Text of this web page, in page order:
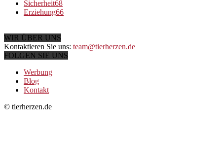
Sicherheit68
Erziehung66
WIR ÜBER UNS
Kontaktieren Sie uns: team@tierherzen.de
FOLGEN SIE UNS
Werbung
Blog
Kontakt
© tierherzen.de